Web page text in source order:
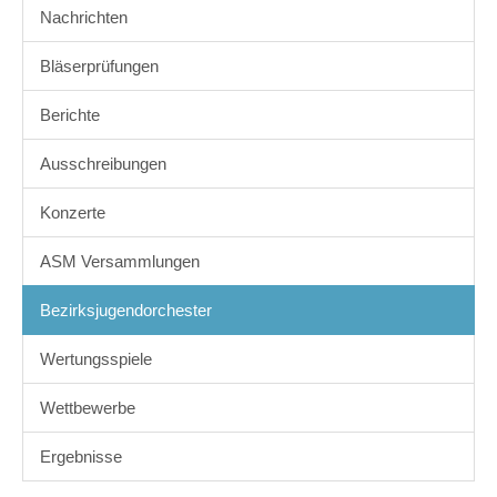
Nachrichten
Bläserprüfungen
Berichte
Ausschreibungen
Konzerte
ASM Versammlungen
Bezirksjugendorchester
Wertungsspiele
Wettbewerbe
Ergebnisse